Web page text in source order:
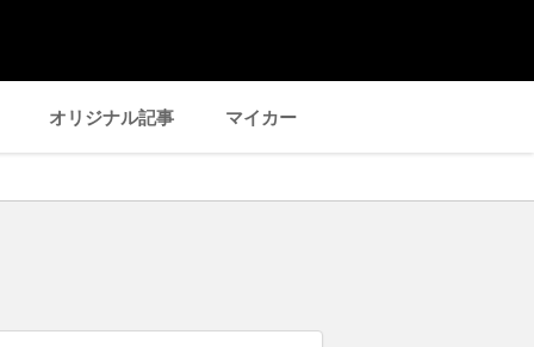
オリジナル記事 マイカー